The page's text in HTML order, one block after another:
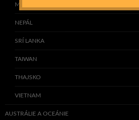
MONGOLSKO
NEPÁL
SRÍ LANKA
TAIWAN
THAJSKO
VIETNAM
AUSTRÁLIE A OCEÁNIE